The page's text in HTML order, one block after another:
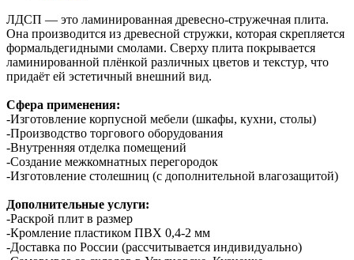
ЛДСП — это ламинированная древесно-стружечная плита.
Она производится из древесной стружки, которая скрепляется
формальдегидными смолами. Сверху плита покрывается
ламинированной плёнкой различных цветов и текстур, что
придаёт ей эстетичный внешний вид.
Сфера применения:
-Изготовление корпусной мебели (шкафы, кухни, столы)
-Производство торгового оборудования
-Внутренняя отделка помещений
-Создание межкомнатных перегородок
-Изготовление столешниц (с дополнительной влагозащитой)
Дополнительные услуги:
-Раскрой плит в размер
-Кромление пластиком ПВХ 0,4-2 мм
-Доставка по России (рассчитывается индивидуально)